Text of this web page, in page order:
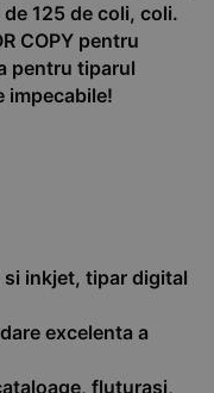
125 de coli, coli.
COPY pentru
pentru tiparul
impecabile!
inkjet, tipar digital
excelenta a
fluturasi,